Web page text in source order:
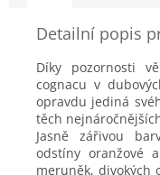
Detailní popis
Díky pozornosti
cognacu v
opravdu jediná
těch
Jasně zářivou
odstíny oranžové
meruněk, divokých